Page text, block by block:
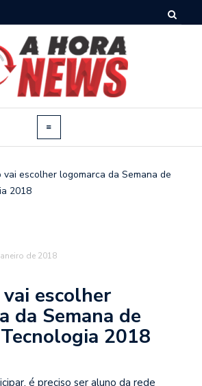
vai escolher logomarca da Semana de
2018
de 2018
escolher
da Semana de
2018
é preciso ser aluno da rede